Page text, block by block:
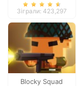
Kingdom
Зіграли: 423,297
Blocky Squad